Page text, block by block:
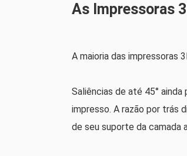
As Impressoras
A maioria das impressoras
Saliências de até 45°
impresso. A razão por trás
de seu suporte da camada